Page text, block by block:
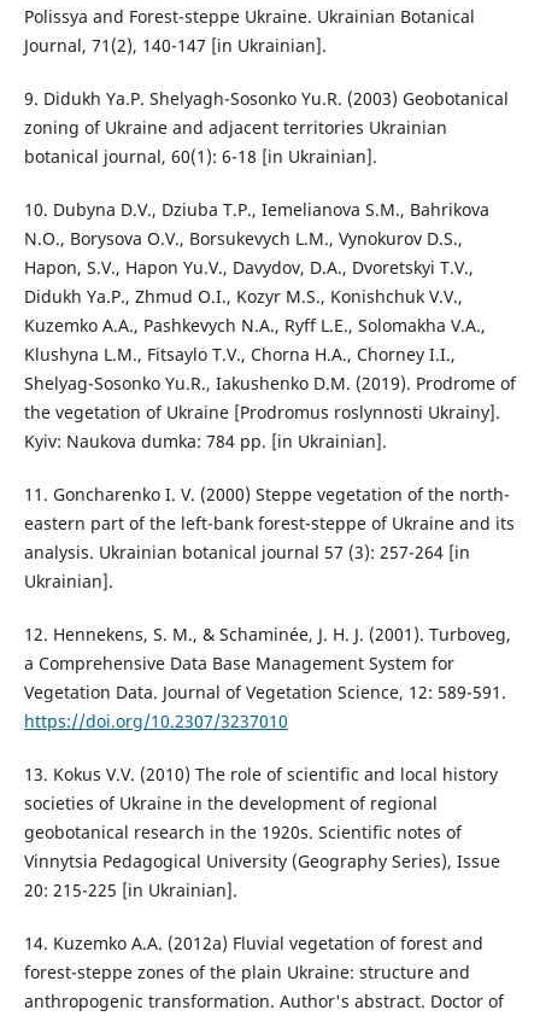
Polissya and Forest-steppe Ukraine. Ukrainian Botanical
Journal, 71(2), 140-147 [in Ukrainian].
9. Didukh Ya.P. Shelyagh-Sosonko Yu.R. (2003) Geobotanical
zoning of Ukraine and adjacent territories Ukrainian
botanical journal, 60(1): 6-18 [in Ukrainian].
10. Dubyna D.V., Dziuba T.P., Iemelianova S.M., Bahrikova
N.O., Borysova O.V., Borsukevych L.M., Vynokurov D.S.,
Hapon, S.V., Hapon Yu.V., Davydov, D.A., Dvoretskyi T.V.,
Didukh Ya.P., Zhmud O.I., Kozyr M.S., Konishchuk V.V.,
Kuzemko A.A., Pashkevych N.A., Ryff L.E., Solomakha V.A.,
Klushyna L.M., Fitsaylo T.V., Chorna H.A., Chorney I.I.,
Shelyag-Sosonko Yu.R., Iakushenko D.M. (2019). Prodrome of
the vegetation of Ukraine [Prodromus roslynnosti Ukrainy].
Kyiv: Naukova dumka: 784 pp. [in Ukrainian].
11. Goncharenko I. V. (2000) Steppe vegetation of the north-
eastern part of the left-bank forest-steppe of Ukraine and its
analysis. Ukrainian botanical journal 57 (3): 257-264 [in
Ukrainian].
12. Hennekens, S. M., & Schaminée, J. H. J. (2001). Turboveg,
a Comprehensive Data Base Management System for
Vegetation Data. Journal of Vegetation Science, 12: 589-591.
https://doi.org/10.2307/3237010
13. Kokus V.V. (2010) The role of scientific and local history
societies of Ukraine in the development of regional
geobotanical research in the 1920s. Scientific notes of
Vinnytsia Pedagogical University (Geography Series), Issue
20: 215-225 [in Ukrainian].
14. Kuzemko A.A. (2012a) Fluvial vegetation of forest and
forest-steppe zones of the plain Ukraine: structure and
anthropogenic transformation. Author's abstract. Doctor of